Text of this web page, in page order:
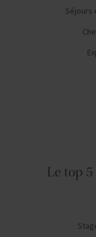
Séjours
Le top